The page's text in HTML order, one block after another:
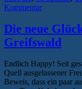
Kommentar
Die neue
Greifswald
Endlich Happy! Seit
Quell ausgelassener
Beweis, dass ein paar